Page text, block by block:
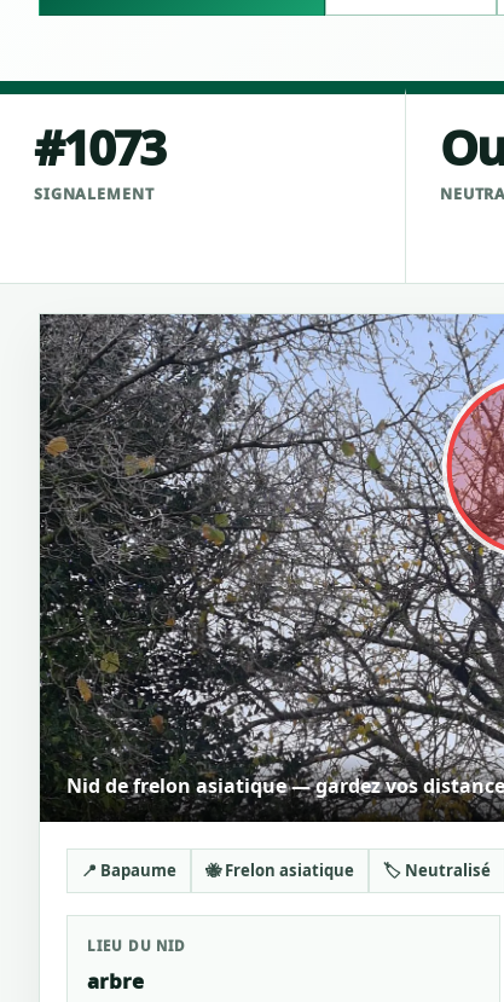
#1073
SIGNALEMENT
Nid de frelon asiatique — gardez vos
📍 Bapaume 🐝 Frelon asiatique 🏷️ Neutralisé
LIEU DU NID
arbre